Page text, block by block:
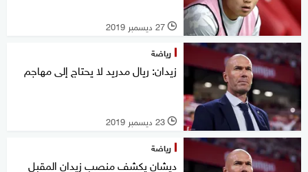
l 27 ديسمبر 2019
رياضة
زيدان: ريال مدريد لا يحتاج إلى مهاجم
l 23 ديسمبر 2019
رياضة
ديشان يكشف منصب زيدان المقبل